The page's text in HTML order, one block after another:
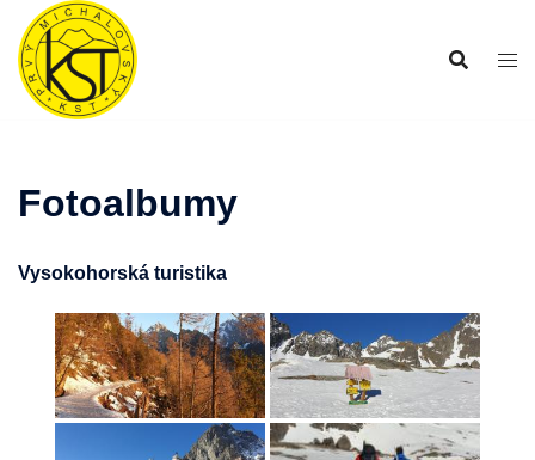
Preskočiť
obsah
Fotoalbumy
Vysokohorská turistika